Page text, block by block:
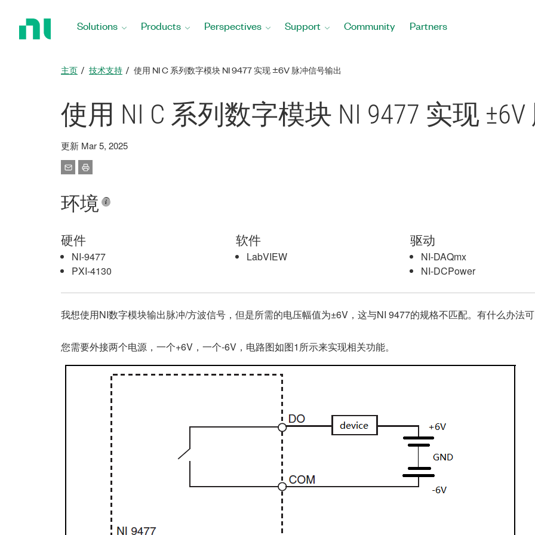
Solutions Products Perspectives Support Community Partners
主页 技术支持 使用 NI C 系列数字模块 NI 9477 实现 ±6V 脉冲信号输出
使用 NI C 系列数字模块 NI 9477 实现
更新 Mar 5, 2025
环境
硬件
NI-9477
PXI-4130
软件
LabVIEW
驱动
NI-DAQmx
NI-DCPower
我想使用NI数字模块输出脉冲/方波信号，但是所需的电压幅值为±6V，这与NI 9477的规格不匹配。有什么办法
您需要外接两个电源，一个+6V，一个-6V，电路图如图1所示来实现相关功能。